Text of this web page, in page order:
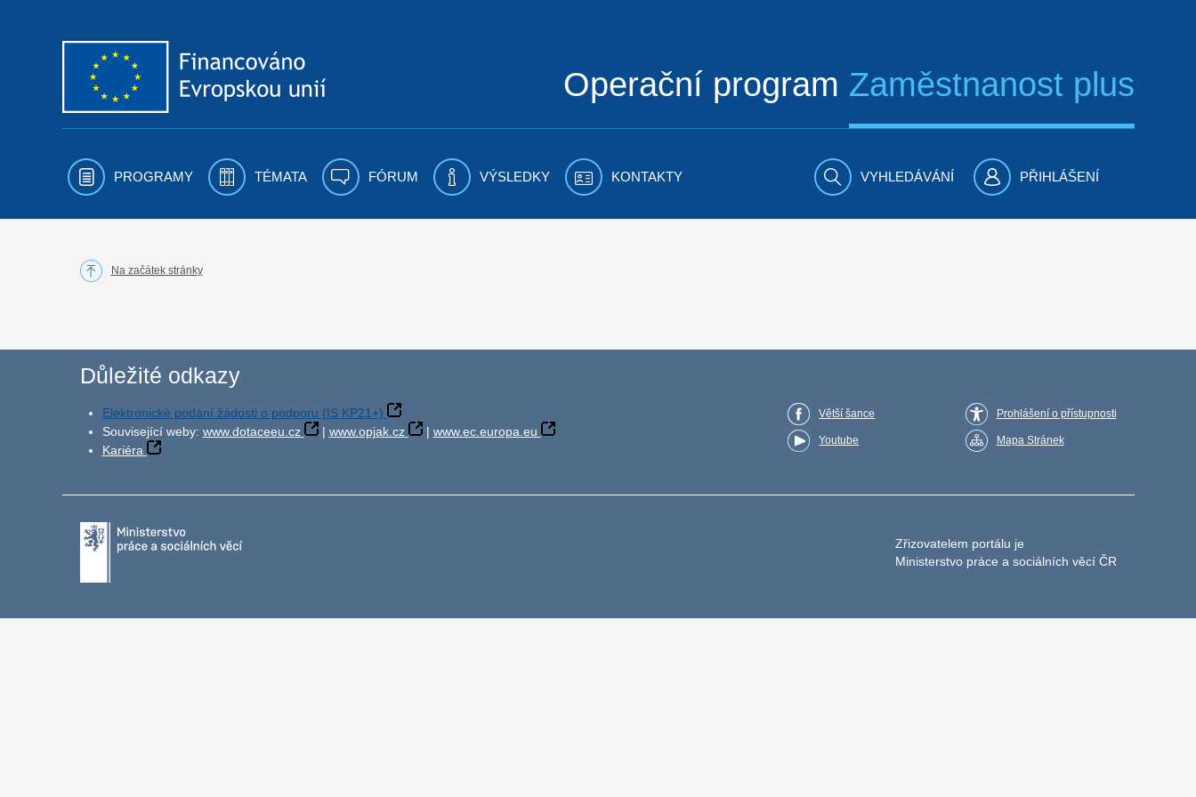
Operační program Zaměstnanost plus
PROGRAMY TÉMATA FÓRUM VÝSLEDKY KONTAKTY VYHLEDÁVÁNÍ PŘIHLÁŠENÍ
Na začátek stránky
Důležité odkazy
Elektronické podání žádosti o podporu (IS KP21+)
Související weby: www.dotaceeu.cz | www.opjak.cz | www.ec.europa.eu
Kariéra
Větší šance
Youtube
Prohlášení o přístupnosti
Mapa Stránek
Zřizovatelem portálu je
Ministerstvo práce a sociálních věcí ČR